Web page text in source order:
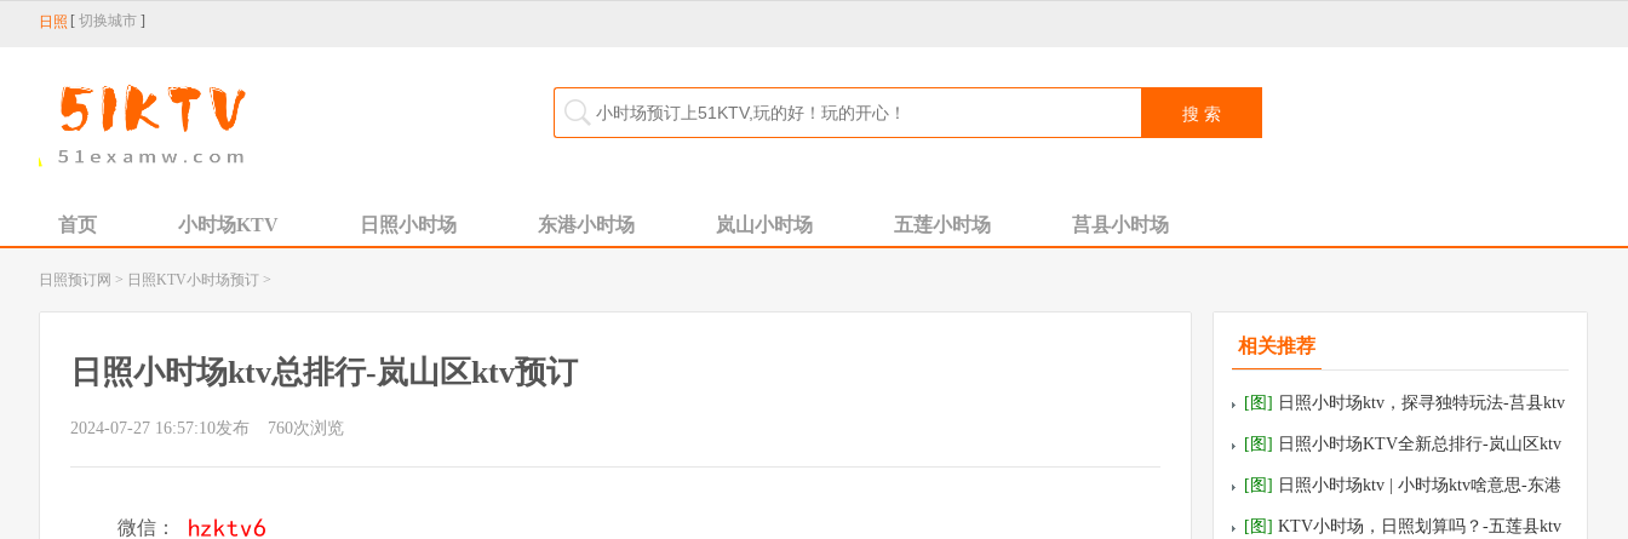
日照 [ 切换城市 ]
首页 小时场KTV 日照小时场 东港小时场 岚山小时场 五莲小时场 莒县小时场
日照预订网 > 日照KTV小时场预订 >
日照小时场ktv总排行-岚山区ktv预订
2024-07-27 16:57:10发布 760次浏览
微信：
相关推荐
[图] 日照小时场ktv，探寻独特玩法-莒县ktv
预订
[图] 日照小时场KTV全新总排行-岚山区ktv
预订
[图] 日照小时场ktv | 小时场ktv啥意思-东港
区ktv预订
[图] KTV小时场，日照划算吗？-五莲县ktv